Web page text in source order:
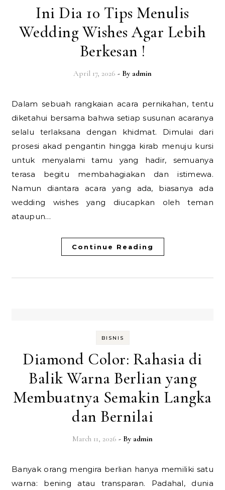
Ini Dia 10 Tips Menulis
Wedding Wishes Agar Lebih
Berkesan !
April 17, 2026 - By admin
Dalam sebuah rangkaian acara pernikahan, tentu
diketahui bersama bahwa setiap susunan acaranya
selalu terlaksana dengan khidmat. Dimulai dari
prosesi akad pengantin hingga kirab menuju kursi
untuk menyalami tamu yang hadir, semuanya
terasa begitu membahagiakan dan istimewa.
Namun diantara acara yang ada, biasanya ada
wedding wishes yang diucapkan oleh teman
ataupun…
Continue Reading
BISNIS
Diamond Color: Rahasia di
Balik Warna Berlian yang
Membuatnya Semakin Langka
dan Bernilai
March 11, 2026 - By admin
Banyak orang mengira berlian hanya memiliki satu
warna: bening atau transparan. Padahal, dunia